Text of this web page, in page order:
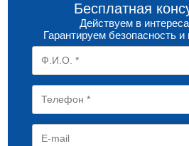
Бесплатная
Действуем в
Гарантируем безопасность